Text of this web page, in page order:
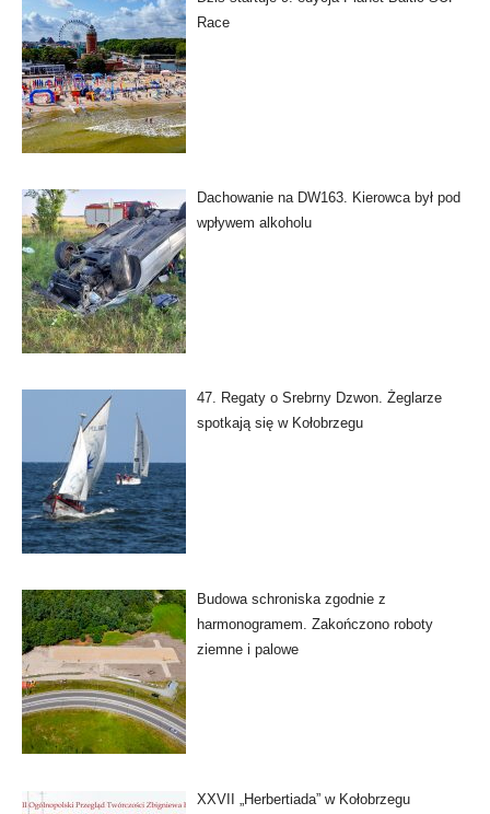
Race
Dachowanie na DW163. Kierowca był pod
wpływem alkoholu
47. Regaty o Srebrny Dzwon. Żeglarze
spotkają się w Kołobrzegu
Budowa schroniska zgodnie z
harmonogramem. Zakończono roboty
ziemne i palowe
XXVII „Herbertiada” w Kołobrzegu